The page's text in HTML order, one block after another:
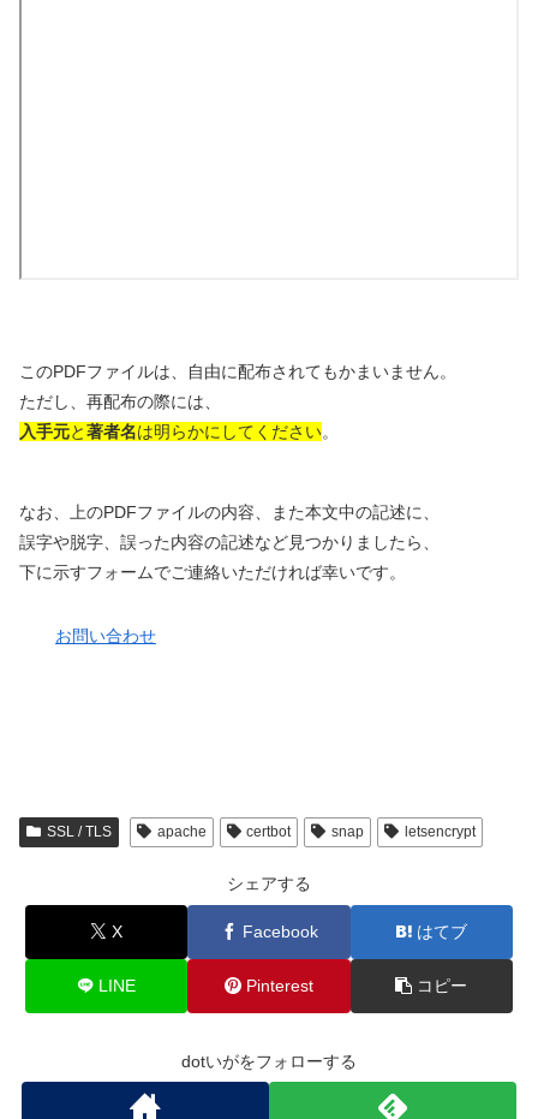
このPDFファイルは、自由に配布されてもかまいません。
ただし、再配布の際には、
入手元と著者名は明らかにしてください。
なお、上のPDFファイルの内容、また本文中の記述に、
誤字や脱字、誤った内容の記述など見つかりましたら、
下に示すフォームでご連絡いただければ幸いです。
お問い合わせ
SSL / TLS apache certbot snap letsencrypt
シェアする
X Facebook はてブ
LINE Pinterest コピー
dotいがをフォローする